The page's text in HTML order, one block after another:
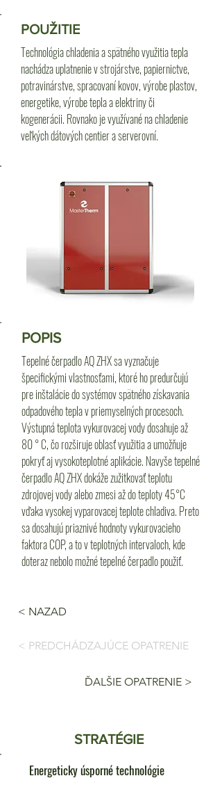
POUŽITIE
Technológia chladenia a spätného využitia tepla
nachádza uplatnenie v strojárstve, papiernictve,
potravinárstve, spracovaní kovov, výrobe plastov,
energetike, výrobe tepla a elektriny či
kogenerácii. Rovnako je využívané na chladenie
veľkých dátových centier a serverovní.
POPIS
Tepelné čerpadlo AQ ZHX sa vyznačuje
špecifickými vlastnosťami, ktoré ho predurčujú
pre inštalácie do systémov spätného získavania
odpadového tepla v priemyselných procesoch.
Výstupná teplota vykurovacej vody dosahuje až
80 ° C, čo rozširuje oblasť využitia a umožňuje
pokryť aj vysokoteplotné aplikácie. Navyše tepelné
čerpadlo AQ ZHX dokáže zužitkovať teplotu
zdrojovej vody alebo zmesi až do teploty 45°C
vďaka vysokej vyparovacej teplote chladiva. Preto
sa dosahujú priaznivé hodnoty vykurovacieho
faktora COP, a to v teplotných intervaloch, kde
doteraz nebolo možné tepelné čerpadlo použiť.
< NAZAD
< PREDCHÁDZAJÚCE OPATRENIE
ĎALŠIE OPATRENIE >
STRATÉGIE
Energeticky úsporné technológie